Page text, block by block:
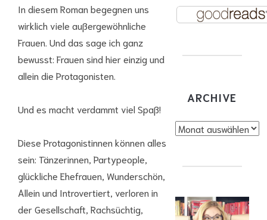
In diesem Roman begegnen uns
wirklich viele außergewöhnliche
Frauen. Und das sage ich ganz
bewusst: Frauen sind hier einzig und
allein die Protagonisten.
Und es macht verdammt viel Spaß!
Diese Protagonistinnen können alles
sein: Tänzerinnen, Partypeople,
glückliche Ehefrauen, Wunderschön,
Allein und Introvertiert, verloren in
der Gesellschaft, Rachsüchtig,
ARCHIVE
Archive